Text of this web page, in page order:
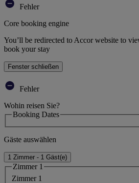
Fehler
Core booking engine
You’ll be redirected to Accor website to
book your stay
Fenster schließen
Fehler
Wohin reisen Sie?
Booking Dates
Gäste auswählen
1 Zimmer - 1 Gäst(e)
Zimmer 1
Zimmer 1